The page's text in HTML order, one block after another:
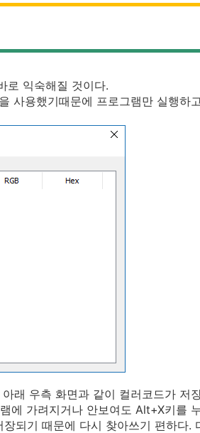
로 익숙해질 것이다.
사용했기때문에 프로그램만 실행하
래 우측 화면과 같이 컬러코드가 저
에 가려지거나 안보여도 Alt+X키를
되기 때문에 다시 찾아쓰기 편하다.